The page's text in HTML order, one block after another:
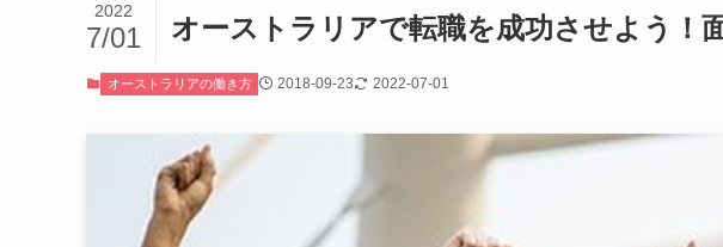
オーストラリアで転職を成功させよう！
2022
7/01
オーストラリアの働き方 2018-09-23 2022-07-01